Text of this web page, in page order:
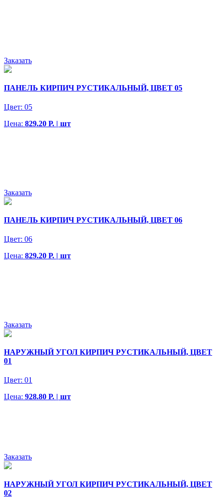
Заказать
ПАНЕЛЬ КИРПИЧ РУСТИКАЛЬНЫЙ, ЦВЕТ 05
Цвет: 05
Цена: 829.20 Р. | шт
Заказать
ПАНЕЛЬ КИРПИЧ РУСТИКАЛЬНЫЙ, ЦВЕТ 06
Цвет: 06
Цена: 829.20 Р. | шт
Заказать
НАРУЖНЫЙ УГОЛ КИРПИЧ РУСТИКАЛЬНЫЙ, ЦВЕТ
01
Цвет: 01
Цена: 928.80 Р. | шт
Заказать
НАРУЖНЫЙ УГОЛ КИРПИЧ РУСТИКАЛЬНЫЙ, ЦВЕТ
02